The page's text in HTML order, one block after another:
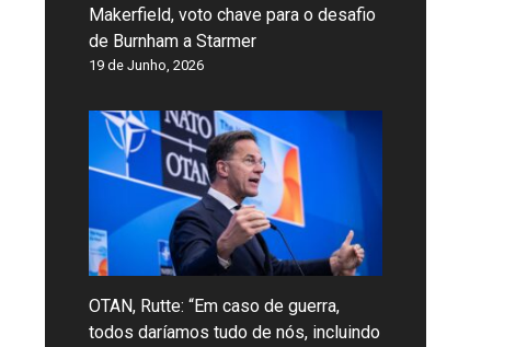
Makerfield, voto chave para o desafio
de Burnham a Starmer
19 de Junho, 2026
OTAN, Rutte: “Em caso de guerra,
todos daríamos tudo de nós, incluindo